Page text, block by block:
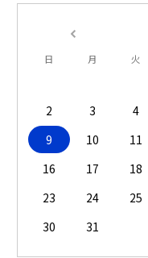
日 月 火
2
3 4
9
10 11
16
17 18
23
24 25
30
31